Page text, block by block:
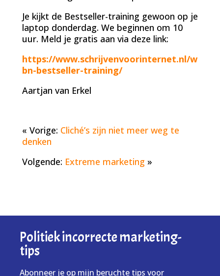
Je kijkt de Bestseller-training gewoon op je
laptop donderdag. We beginnen om 10
uur. Meld je gratis aan via deze link:
https://www.schrijvenvoorinternet.nl/w
bn-bestseller-training/
Aartjan van Erkel
« Vorige: Cliché’s zijn niet meer weg te
denken
Volgende: Extreme marketing »
Politiek incorrecte marketing-
tips
Abonneer je op mijn beruchte tips voor